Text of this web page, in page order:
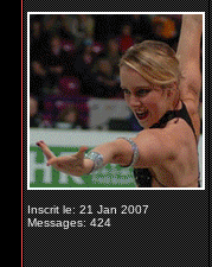
Inscrit le: 21 Jan 2007
Messages: 424